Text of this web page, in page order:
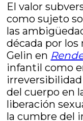
El valor
como sujeto
las
década por los
Gelin en
infantil como
del cuerpo en
liberación
la cumbre del